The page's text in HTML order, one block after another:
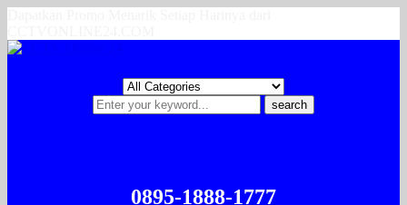
search
0895-1888-1777